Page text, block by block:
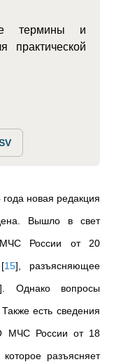
термины и
практической
года новая редакция
Вышло в свет
России от 20
[15] , разъясняющее
] . Однако вопросы
есть сведения
МЧС России от 18
разъясняет